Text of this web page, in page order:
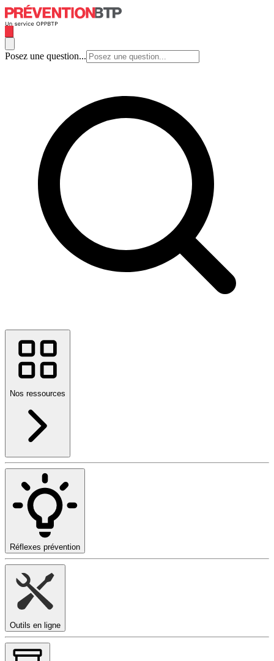
Posez une question...
Nos ressources
Réflexes prévention
Outils en ligne